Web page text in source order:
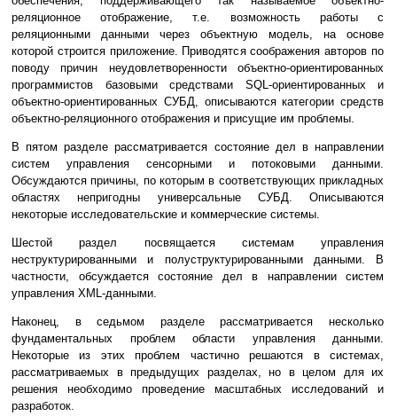
реляционное отображение, т.е. возможность работы с
реляционными данными через объектную модель, на основе
которой строится приложение. Приводятся соображения авторов по
поводу причин неудовлетворенности объектно-ориентированных
программистов базовыми средствами SQL-ориентированных и
объектно-ориентированных СУБД, описываются категории средств
объектно-реляционного отображения и присущие им проблемы.
В пятом разделе рассматривается состояние дел в направлении
систем управления сенсорными и потоковыми данными.
Обсуждаются причины, по которым в соответствующих прикладных
областях непригодны универсальные СУБД. Описываются
некоторые исследовательские и коммерческие системы.
Шестой раздел посвящается системам управления
неструктурированными и полуструктурированными данными. В
частности, обсуждается состояние дел в направлении систем
управления XML-данными.
Наконец, в седьмом разделе рассматривается несколько
фундаментальных проблем области управления данными.
Некоторые из этих проблем частично решаются в системах,
рассматриваемых в предыдущих разделах, но в целом для их
решения необходимо проведение масштабных исследований и
разработок.